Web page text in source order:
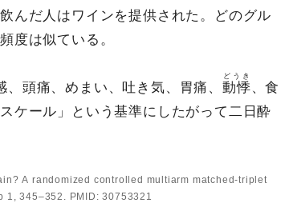
んだ人はワインを提供された。どのグル
度は似ている。
頭痛、めまい、吐き気、胃痛、 動悸
どうき
、食
ケール」という基準にしたがって二日酔
A randomized controlled multiarm matched-triplet
1, 345–352. PMID: 30753321